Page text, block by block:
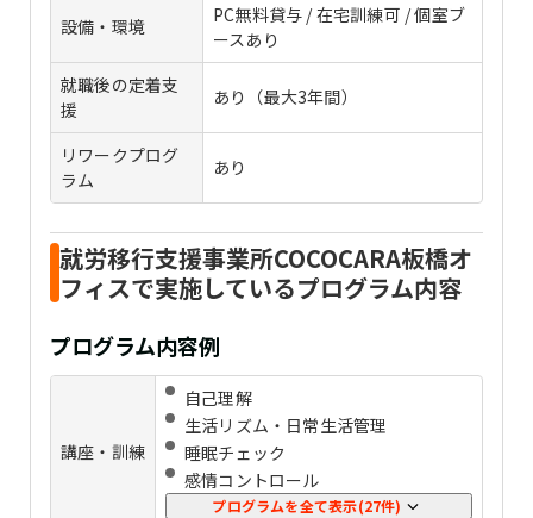
設備・環境
PC無料貸与 / 在宅訓練可 / 個室ブ
ースあり
就職後の定着支
援
あり（最大3年間）
リワークプログ
ラム
あり
就労移行支援事業所COCOCARA板橋オ
フィスで実施しているプログラム内容
プログラム内容例
講座・訓練
自己理解
生活リズム・日常生活管理
睡眠チェック
感情コントロール
ストレス管理
プログラムを全て表示(27件)